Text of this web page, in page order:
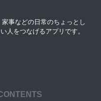
事などの日常のちょっとし
人をつなげるアプリです。